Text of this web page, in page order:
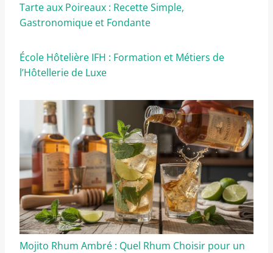
Tarte aux Poireaux : Recette Simple,
Gastronomique et Fondante
École Hôtelière IFH : Formation et Métiers de
l’Hôtellerie de Luxe
Mojito Rhum Ambré : Quel Rhum Choisir pour un